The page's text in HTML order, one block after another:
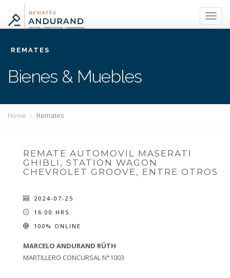
REMATES
Bienes & Muebles
Home Remates
REMATE AUTOMOVIL MASERATI
GHIBLI, STATION WAGON
CHEVROLET GROOVE, ENTRE OTROS
2024-07-25
16:00 HRS.
100% ONLINE
MARCELO ANDURAND RÜTH
MARTILLERO CONCURSAL N°1003